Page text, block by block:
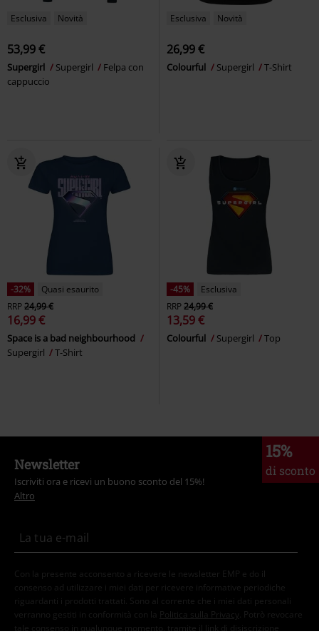
Esclusiva Novità
53,99 €
Supergirl Supergirl
Felpa con
cappuccio
Esclusiva Novità
26,99 €
Colourful Supergirl T-Shirt
-32%
Quasi esaurito
RRP24,99 €
16,99 €
Space is a bad neighbourhood
Supergirl
T-Shirt
-45%
Esclusiva
RRP24,99 €
13,59 €
Colourful Supergirl Top
15%
di sconto
Newsletter
Iscriviti ora e ricevi un buono sconto del 15%!
Altro
Con la presente acconsento a ricevere le newsletter EMP e do il
consenso ad utilizzare i miei dati per ricevere informative periodiche
riguardanti i prodotti trattati. Sono al corrente che i miei dati personali
verranno gestiti in conformità con la
Politica sulla Privacy
. Potrò revocare
tale consenso in qualunque momento, tramite il link di disiscrizione